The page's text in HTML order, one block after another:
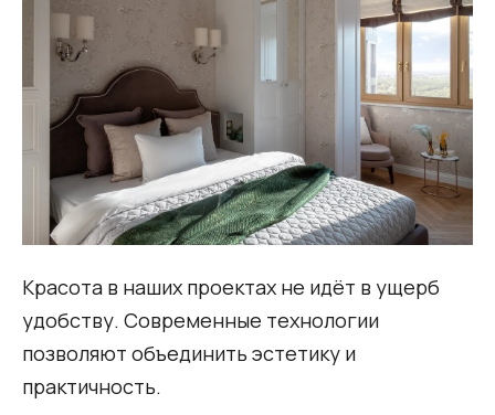
Красота в наших проектах не идёт в ущерб
удобству. Современные технологии
позволяют объединить эстетику и
практичность.